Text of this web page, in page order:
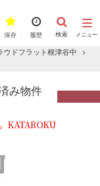
メニュー
検索
履歴
保存
ウドフラット根津谷中
み物件
KATAROKU